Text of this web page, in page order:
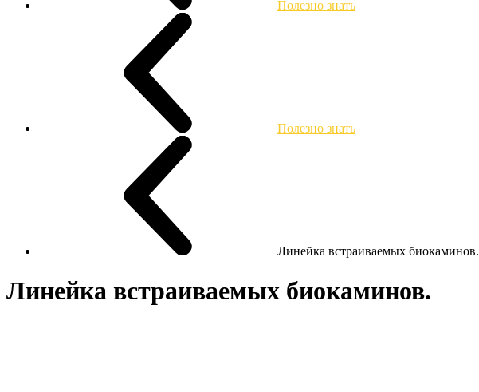
Полезно знать
Полезно знать
Линейка встраиваемых биокаминов.
Линейка встраиваемых биокаминов.